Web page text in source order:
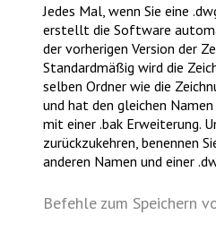
Jedes Mal, wenn Sie eine
erstellt die Software
der vorherigen Version der
Standardmäßig wird die
selben Ordner wie die
und hat den gleichen
mit einer .bak Erweiterung.
zurückzukehren, benennen
anderen Namen und einer
Befehle zum Speichern